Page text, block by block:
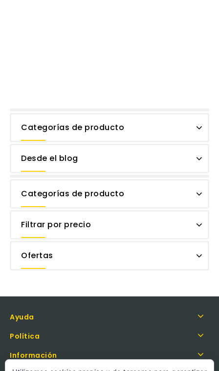
Categorías de producto
Desde el blog
Categorías de producto
Filtrar por precio
Ofertas
Ayuda
Política
Información